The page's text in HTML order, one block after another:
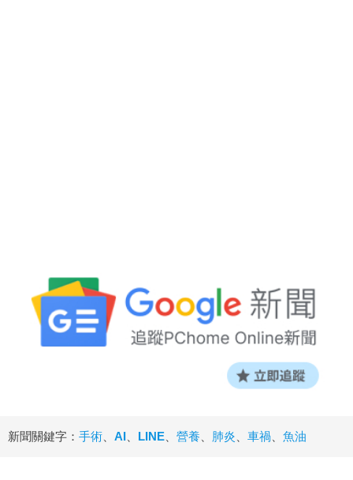
新聞關鍵字： 手術 AI LINE 營養 肺炎 車禍 魚油